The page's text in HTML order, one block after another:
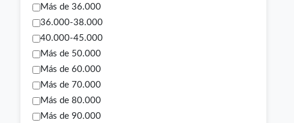
Más de 36.000
36.000-38.000
40.000-45.000
Más de 50.000
Más de 60.000
Más de 70.000
Más de 80.000
Más de 90.000